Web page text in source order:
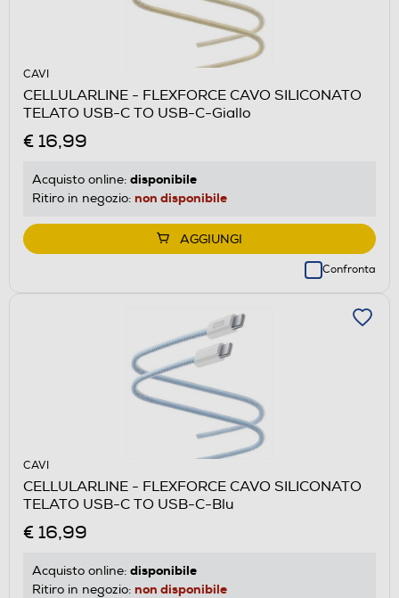
CAVI
CELLULARLINE - FLEXFORCE CAVO SILICONATO
TELATO USB-C TO USB-C-Giallo
€ 16,99
Acquisto online: disponibile
Ritiro in negozio: non disponibile
AGGIUNGI
Confronta
CAVI
CELLULARLINE - FLEXFORCE CAVO SILICONATO
TELATO USB-C TO USB-C-Blu
€ 16,99
Acquisto online: disponibile
Ritiro in negozio: non disponibile